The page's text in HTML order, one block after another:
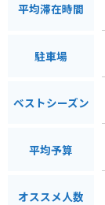
平均滞在時間
駐車場
ベストシーズン
平均予算
オススメ人数